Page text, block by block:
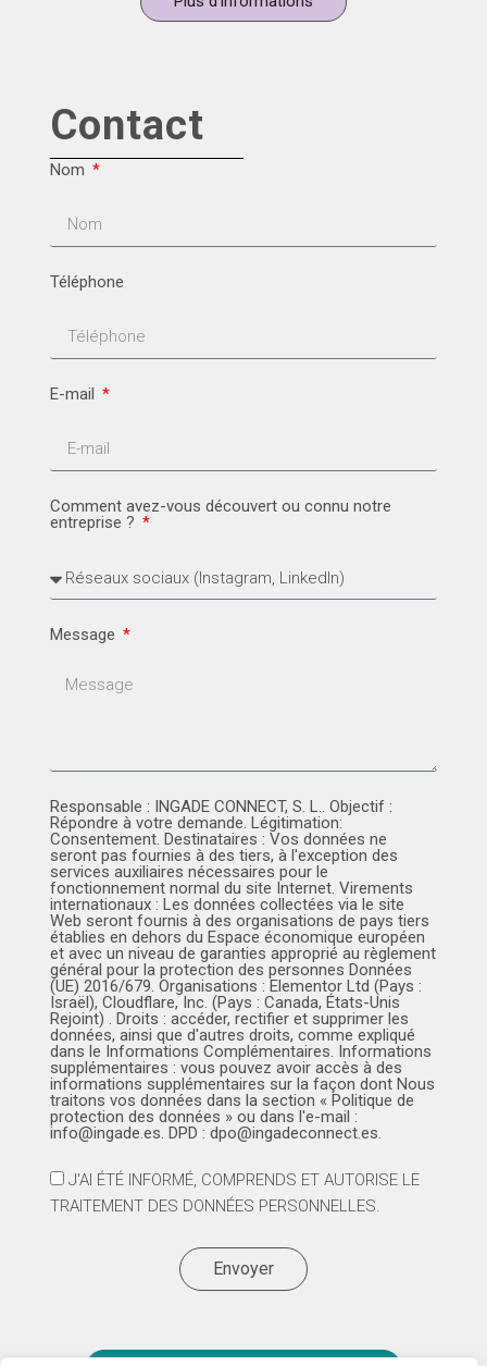
Contact
Nom
Téléphone
E-mail
Comment avez-vous découvert ou connu notre
entreprise ?
Message
Responsable : INGADE CONNECT, S. L.. Objectif :
Répondre à votre demande. Légitimation:
Consentement. Destinataires : Vos données ne
seront pas fournies à des tiers, à l'exception des
services auxiliaires nécessaires pour le
fonctionnement normal du site Internet. Virements
internationaux : Les données collectées via le site
Web seront fournis à des organisations de pays tiers
établies en dehors du Espace économique européen
et avec un niveau de garanties approprié au règlement
général pour la protection des personnes Données
(UE) 2016/679. Organisations : Elementor Ltd (Pays :
Israël), Cloudflare, Inc. (Pays : Canada, États-Unis
Rejoint) . Droits : accéder, rectifier et supprimer les
données, ainsi que d'autres droits, comme expliqué
dans le Informations Complémentaires. Informations
supplémentaires : vous pouvez avoir accès à des
informations supplémentaires sur la façon dont Nous
traitons vos données dans la section « Politique de
protection des données » ou dans l'e-mail :
info@ingade.es. DPD : dpo@ingadeconnect.es.
J'AI ÉTÉ INFORMÉ, COMPRENDS ET AUTORISE LE
TRAITEMENT DES DONNÉES PERSONNELLES.
Envoyer